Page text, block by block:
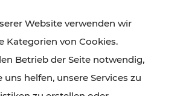
Überblick.
Website verwenden wir
Kategorien von Cookies.
Betrieb der Seite notwendig,
helfen, unsere Services zu